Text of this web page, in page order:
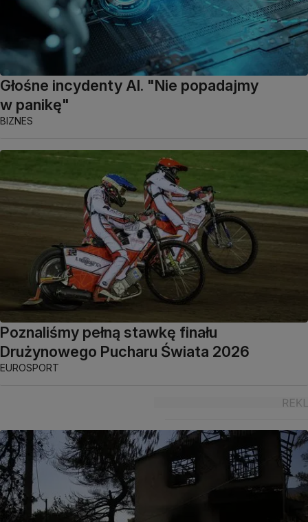
Głośne incydenty AI. "Nie popadajmy
w panikę"
BIZNES
Poznaliśmy pełną stawkę finału
Drużynowego Pucharu Świata 2026
EUROSPORT